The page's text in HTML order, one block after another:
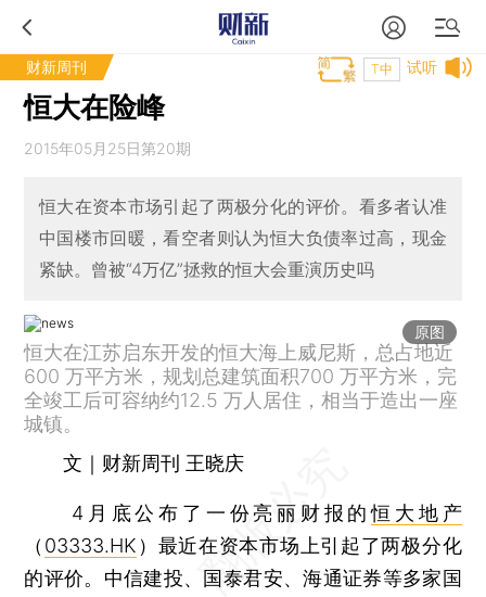
财新周刊 试听
T中
恒大在险峰
2015年05月25日第20期
恒大在资本市场引起了两极分化的评价。看多者认准
中国楼市回暖，看空者则认为恒大负债率过高，现金
紧缺。曾被“4万亿”拯救的恒大会重演历史吗
原图
恒大在江苏启东开发的恒大海上威尼斯，总占地近
600 万平方米，规划总建筑面积700 万平方米，完
全竣工后可容纳约12.5 万人居住，相当于造出一座
城镇。
文｜财新周刊 王晓庆
4月底公布了一份亮丽财报的恒大地产
（ 03333.HK ）最近在资本市场上引起了两极分化
的评价。中信建投、国泰君安、海通证券等多家国